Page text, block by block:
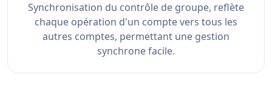
Synchronisation du contrôle de groupe, reflète
chaque opération d'un compte vers tous les
autres comptes, permettant une gestion
synchrone facile.